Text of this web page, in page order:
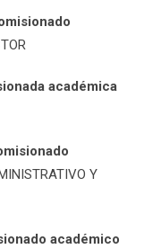
académica
Y
académico